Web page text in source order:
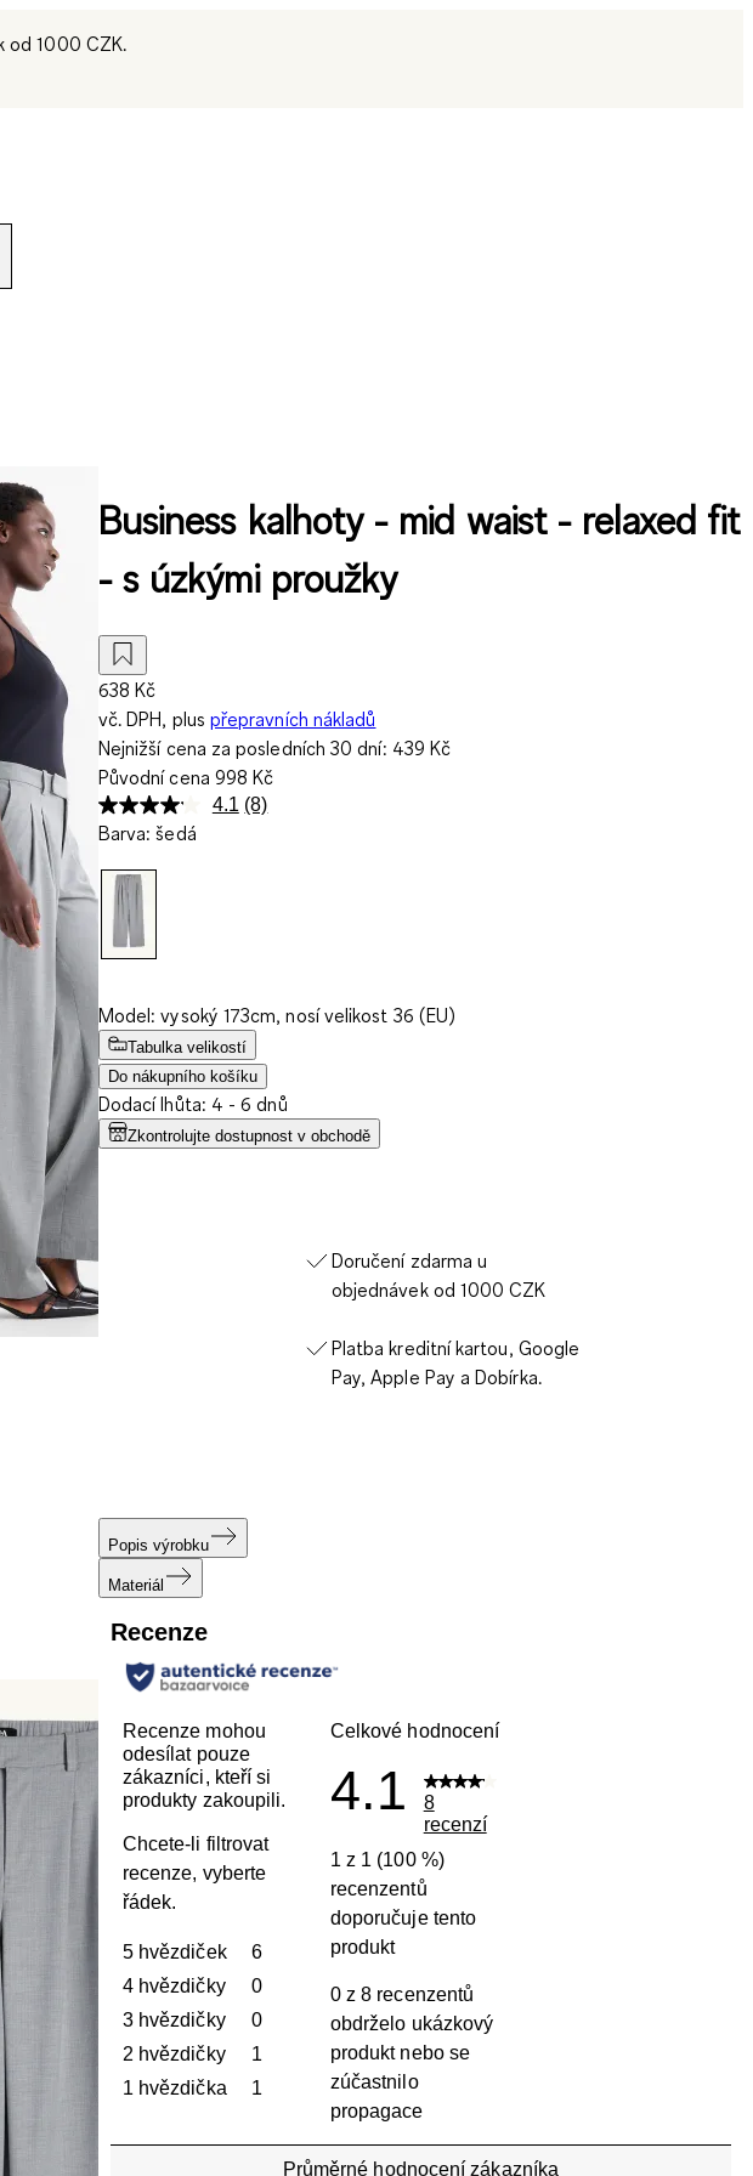
od 1000 CZK.
Business kalhoty - mid waist - relaxed fit
- s úzkými proužky
638 Kč
vč. DPH, plus přepravních nákladů
Nejnižší cena za posledních 30 dní: 439 Kč
Původní cena 998 Kč
4.1 Přečtěte
(8)
Barva: šedá
Model: vysoký 173cm, nosí velikost 36 (EU)
Tabulka velikostí
Do nákupního košíku
Dodací lhůta: 4 - 6 dnů
Zkontrolujte dostupnost v obchodě
Doručení zdarma u
objednávek od 1000 CZK
Platba kreditní kartou, Google
Pay, Apple Pay a Dobírka.
Popis výrobku
Materiál
Recenze
Recenze mohou
odesílat pouze
zákazníci, kteří si
produkty zakoupili.
Chcete-li filtrovat
recenze, vyberte
řádek.
5 hvězdičekhvězdičky
6
Počet recenzí s hodnocením 5 hvězdiček: 6.
4 hvězdičkyhvězdičky
0
Počet recenzí s hodnocením 4 hvězdičky: 0.
3 hvězdičkyhvězdičky
0
Počet recenzí s hodnocením 3 hvězdičky: 0.
2 hvězdičkyhvězdičky
1
Počet recenzí s hodnocením 2 hvězdičky: 1.
1 hvězdičkahvězdičky
1
Počet recenzí s hodnocením 1 hvězdička: 1.
Celkové hodnocení
4.1
8
recenzí
1 z 1 (100 %)
recenzentů
doporučuje tento
produkt
0 z 8 recenzentů
obdrželo ukázkový
produkt nebo se
zúčastnilo
propagace
Průměrné hodnocení zákazníka